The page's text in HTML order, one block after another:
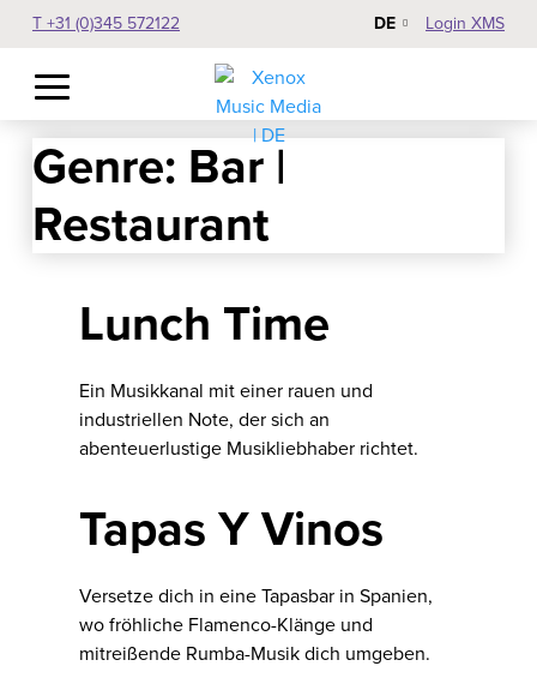
T +31 (0)345 572122 DE Login XMS
Genre: Bar |
Restaurant
Lunch Time
Ein Musikkanal mit einer rauen und
industriellen Note, der sich an
abenteuerlustige Musikliebhaber richtet.
Tapas Y Vinos
Versetze dich in eine Tapasbar in Spanien,
wo fröhliche Flamenco-Klänge und
mitreißende Rumba-Musik dich umgeben.